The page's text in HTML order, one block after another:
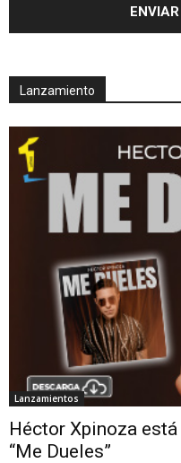
Lanzamiento
Lanzamientos
Héctor Xpinoza
“Me Dueles”